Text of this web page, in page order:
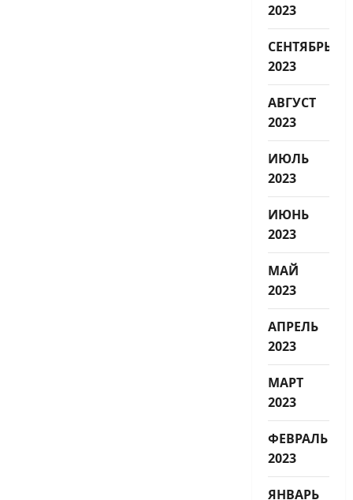
2023
СЕНТЯБРЬ
2023
АВГУСТ
2023
ИЮЛЬ
2023
ИЮНЬ
2023
МАЙ
2023
АПРЕЛЬ
2023
МАРТ
2023
ФЕВРАЛЬ
2023
ЯНВАРЬ